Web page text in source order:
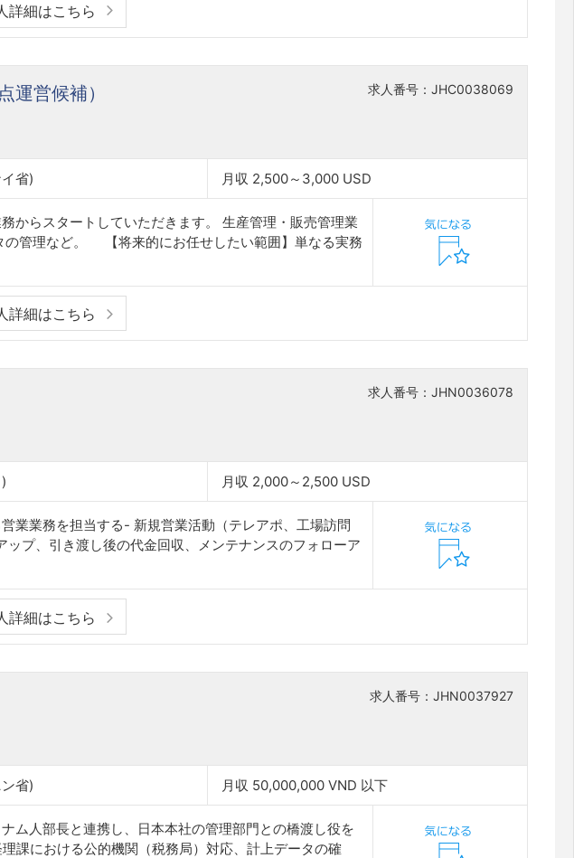
詳細はこちら
求人番号：JHC0038069
運営候補）
省) 月収 2,500～3,000 USD
からスタートしていただきます。 生産管理・販売管理業
の管理など。 【将来的にお任せしたい範囲】単なる実務
詳細はこちら
求人番号：JHN0036078
月収 2,000～2,500 USD
業業務を担当する- 新規営業活動（テレアポ、工場訪問
プ、引き渡し後の代金回収、メンテナンスのフォローア
詳細はこちら
求人番号：JHN0037927
省) 月収 50,000,000 VND 以下
ム人部長と連携し、日本本社の管理部門との橋渡し役を
課における公的機関（税務局）対応、計上データの確